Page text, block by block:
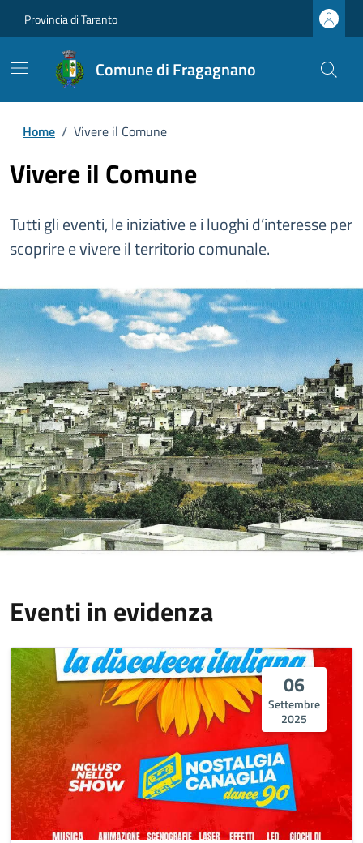
Provincia di Taranto
Comune di Fragagnano
Home / Vivere il Comune
Vivere il Comune
Tutti gli eventi, le iniziative e i luoghi d’interesse per
scoprire e vivere il territorio comunale.
Eventi in evidenza
06
Settembre
2025